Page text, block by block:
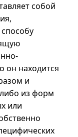
собой
он находится
и
из форм
или